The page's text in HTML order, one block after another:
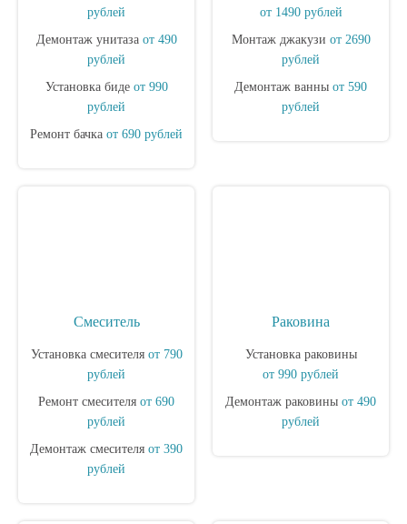
рублей
Демонтаж унитаза от 490
рублей
Установка биде от 990
рублей
Ремонт бачка от 690 рублей
от 1490 рублей
Монтаж джакузи от 2690
рублей
Демонтаж ванны от 590
рублей
Смеситель
Установка смесителя от 790
рублей
Ремонт смесителя от 690
рублей
Демонтаж смесителя от 390
рублей
Раковина
Установка раковины
от 990 рублей
Демонтаж раковины от 490
рублей